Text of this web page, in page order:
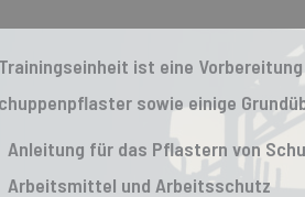
ist eine
sowie einige
Anleitung für das Pflastern von
Arbeitsmittel und Arbeitsschutz